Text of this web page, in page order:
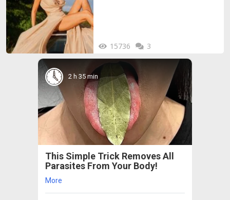
15736 3
2 h 35 min
This Simple Trick Removes All
Parasites From Your Body!
More